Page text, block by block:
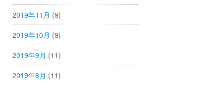
2019年11月 (9)
2019年10月 (9)
2019年9月 (11)
2019年8月 (11)